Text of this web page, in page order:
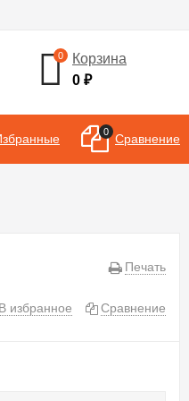
0
Корзина
0₽
0 Сравнение
Печать
В избранное Сравнение